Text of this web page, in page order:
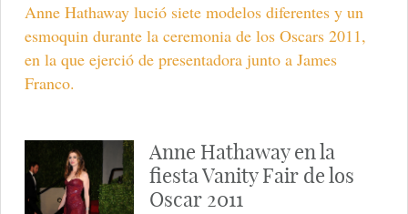
Anne Hathaway lució siete modelos diferentes y un
esmoquin durante la ceremonia de los Oscars 2011,
en la que ejerció de presentadora junto a James
Franco.
Anne Hathaway en la
fiesta Vanity Fair de los
Oscar 2011